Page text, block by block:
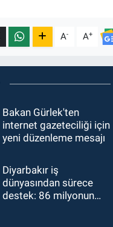
A- A+
Bakan Gürlek'ten
internet gazeteciliği için
yeni düzenleme mesajı
Diyarbakır iş
dünyasından sürece
destek: 86 milyonun